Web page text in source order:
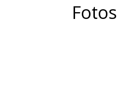
Fotos